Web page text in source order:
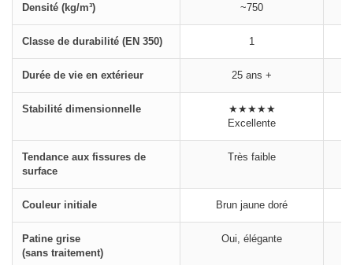
Densité (kg/m³) ~750
Classe de durabilité (EN 350) 1
Durée de vie en extérieur 25 ans +
Stabilité dimensionnelle
★★★★★
Excellente
Tendance aux fissures de
surface
Très faible
Couleur initiale Brun jaune doré
Patine grise
(sans traitement)
Oui, élégante